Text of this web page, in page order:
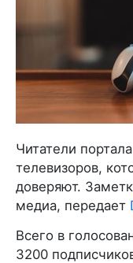
Читатели
телевизоров,
доверяют.
медиа, передает
Всего в
3200